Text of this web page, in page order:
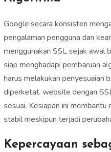
Google secara konsisten
pengalaman pengguna dan
menggunakan SSL sejak awal
siap menghadapi pembaruan
harus melakukan penyesuaian
diperketat, website dengan
sesuai. Kesiapan ini
stabil meskipun terjadi
Kepercayaan